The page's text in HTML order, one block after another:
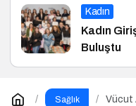
Kadın
Kadın
Buluştu
Sağlık
Vücut